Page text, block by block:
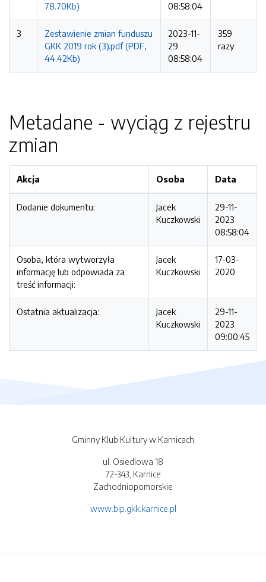
78.70Kb)
08:58:04
3
Zestawienie zmian funduszu
GKK 2019 rok (3).pdf (PDF,
44.42Kb)
2023-11-
29
08:58:04
359
razy
Metadane - wyciąg z rejestru
zmian
Akcja Osoba Data
Dodanie dokumentu:
Jacek
Kuczkowski
29-11-
2023
08:58:04
Osoba, która wytworzyła
informację lub odpowiada za
treść informacji:
Jacek
Kuczkowski
17-03-
2020
Ostatnia aktualizacja:
Jacek
Kuczkowski
29-11-
2023
09:00:45
Gminny Klub Kultury w Karnicach
ul. Osiedlowa 18
72-343, Karnice
Zachodniopomorskie
www.bip.gkk.karnice.pl